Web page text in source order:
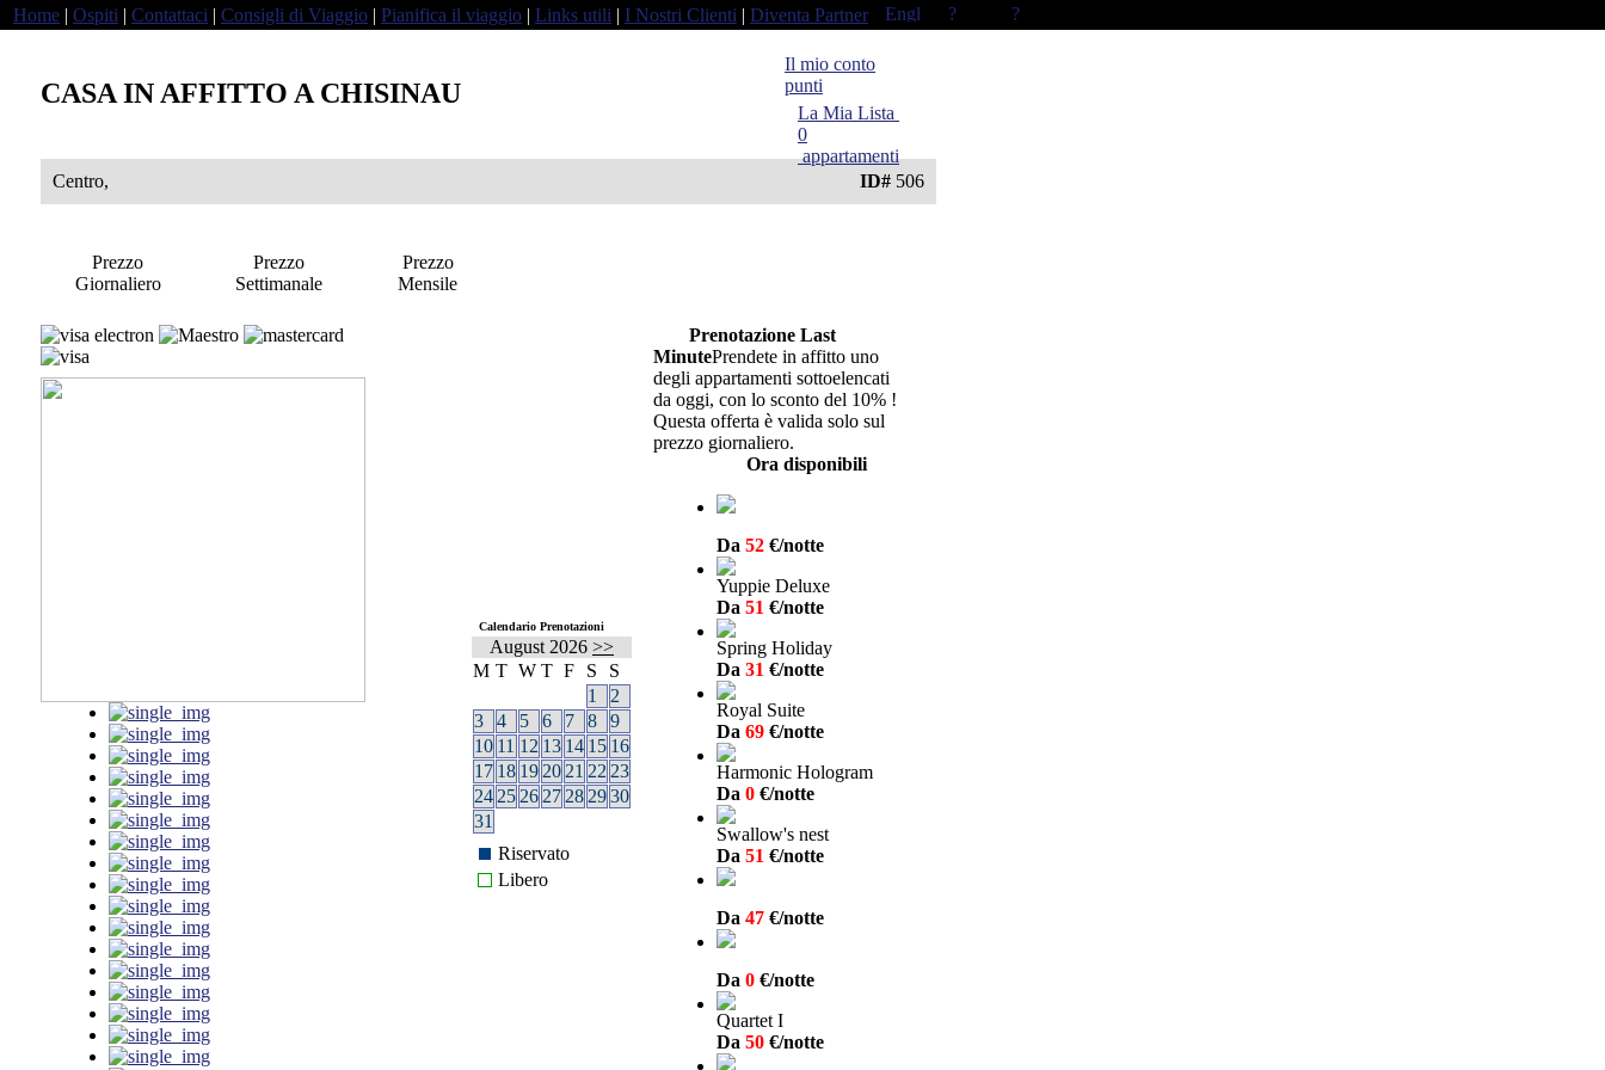
Home | Ospiti | Contattaci | Consigli di Viaggio | Pianifica il viaggio | Links utili | I Nostri Clienti | Diventa Partner
CASA IN AFFITTO A CHISINAU
Il mio conto
punti
La Mia Lista
0
appartamenti
ID# 506
Centro,
Prezzo
Giornaliero
Prezzo
Settimanale
Prezzo
Mensile
Calendario Prenotazioni
August 2026 >>
M T W T F S
S
1
2
3
4 5 6 7 8
9
10 11 12 13 14 15 16
17 18 19 20 21 22 23
24 25 26 27 28 2930
31
Riservato
Libero
Prenotazione Last
MinutePrendete in affitto uno
degli appartamenti sottoelencati
da oggi, con lo sconto del 10% !
Questa offerta è valida solo sul
prezzo giornaliero.
Ora disponibili
Da 52 €/notte
Yuppie Deluxe
Da 51 €/notte
Spring Holiday
Da 31 €/notte
Royal Suite
Da 69 €/notte
Harmonic Hologram
Da 0 €/notte
Swallow's nest
Da 51 €/notte
Da 47 €/notte
Da 0 €/notte
Quartet I
Da 50 €/notte